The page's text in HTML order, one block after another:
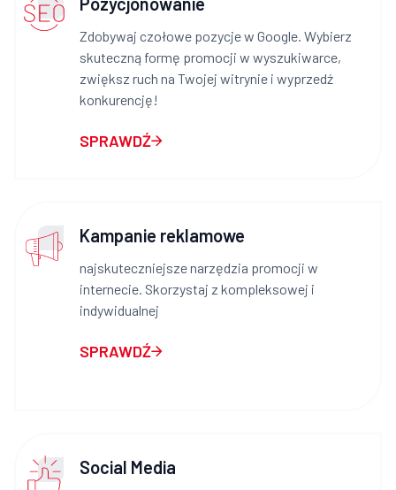
Zdobywaj czołowe pozycje w Google. Wybierz
skuteczną formę promocji w wyszukiwarce,
zwiększ ruch na Twojej witrynie i wyprzedź
konkurencję!
SPRAWDŹ
Kampanie reklamowe
najskuteczniejsze narzędzia promocji w
internecie. Skorzystaj z kompleksowej i
indywidualnej
SPRAWDŹ
Social Media